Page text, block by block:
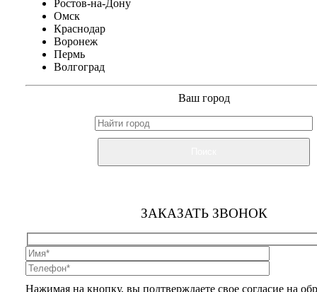
Ростов-на-Дону
Омск
Краснодар
Воронеж
Пермь
Волгоград
Ваш город
ЗАКАЗАТЬ ЗВОНОК
Нажимая на кнопку, вы подтверждаете свое согласие на